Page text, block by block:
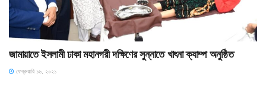
জামায়াতে ইসলামী ঢাকা মহানগরী দক্ষিণের সুন্নাতে খাৎনা ক্যাম্প অনুষ্ঠিত
ফেব্রুয়ারি ১৬, ২০২১